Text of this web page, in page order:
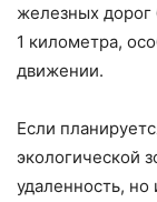
железных дорог
1 километра,
движении.
Если
экологической
удаленность, но